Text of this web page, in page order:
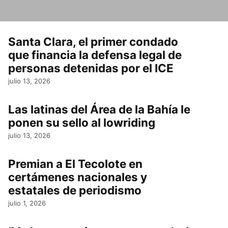
Santa Clara, el primer condado
que financia la defensa legal de
personas detenidas por el ICE
julio 13, 2026
Las latinas del Área de la Bahía le
ponen su sello al lowriding
julio 13, 2026
Premian a El Tecolote en
certámenes nacionales y
estatales de periodismo
julio 1, 2026